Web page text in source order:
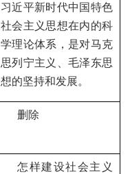
习近平新时代中国特色
社会主义思想在内的科
学理论体系，是对马克
思列宁主义、毛泽东思
想的坚持和发展。
删除
怎样建设社会主义